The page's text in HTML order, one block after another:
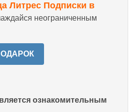
Литрес Подписки в
неограниченным
ознакомительным